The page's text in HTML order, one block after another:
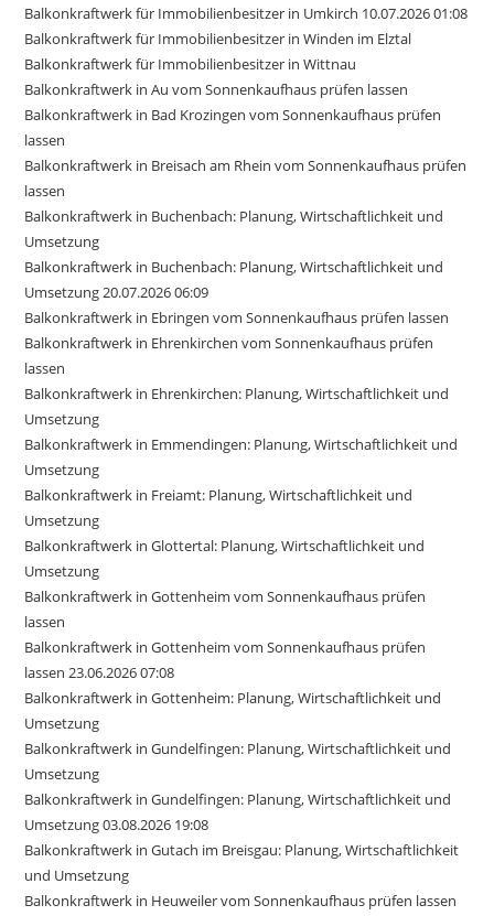
Balkonkraftwerk für Immobilienbesitzer in Umkirch 10.07.2026 01:08
Balkonkraftwerk für Immobilienbesitzer in Winden im Elztal
Balkonkraftwerk für Immobilienbesitzer in Wittnau
Balkonkraftwerk in Au vom Sonnenkaufhaus prüfen lassen
Balkonkraftwerk in Bad Krozingen vom Sonnenkaufhaus prüfen
lassen
Balkonkraftwerk in Breisach am Rhein vom Sonnenkaufhaus prüfen
lassen
Balkonkraftwerk in Buchenbach: Planung, Wirtschaftlichkeit und
Umsetzung
Balkonkraftwerk in Buchenbach: Planung, Wirtschaftlichkeit und
Umsetzung 20.07.2026 06:09
Balkonkraftwerk in Ebringen vom Sonnenkaufhaus prüfen lassen
Balkonkraftwerk in Ehrenkirchen vom Sonnenkaufhaus prüfen
lassen
Balkonkraftwerk in Ehrenkirchen: Planung, Wirtschaftlichkeit und
Umsetzung
Balkonkraftwerk in Emmendingen: Planung, Wirtschaftlichkeit und
Umsetzung
Balkonkraftwerk in Freiamt: Planung, Wirtschaftlichkeit und
Umsetzung
Balkonkraftwerk in Glottertal: Planung, Wirtschaftlichkeit und
Umsetzung
Balkonkraftwerk in Gottenheim vom Sonnenkaufhaus prüfen
lassen
Balkonkraftwerk in Gottenheim vom Sonnenkaufhaus prüfen
lassen 23.06.2026 07:08
Balkonkraftwerk in Gottenheim: Planung, Wirtschaftlichkeit und
Umsetzung
Balkonkraftwerk in Gundelfingen: Planung, Wirtschaftlichkeit und
Umsetzung
Balkonkraftwerk in Gundelfingen: Planung, Wirtschaftlichkeit und
Umsetzung 03.08.2026 19:08
Balkonkraftwerk in Gutach im Breisgau: Planung, Wirtschaftlichkeit
und Umsetzung
Balkonkraftwerk in Heuweiler vom Sonnenkaufhaus prüfen lassen